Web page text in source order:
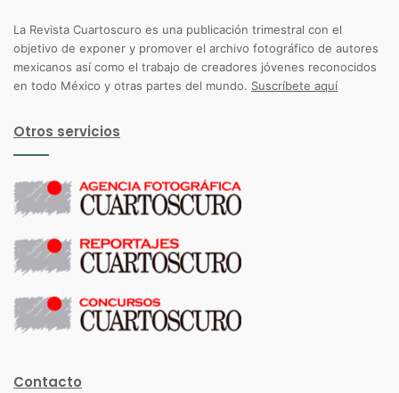
La Revista Cuartoscuro es una publicación trimestral con el
objetivo de exponer y promover el archivo fotográfico de autores
mexicanos así como el trabajo de creadores jóvenes reconocidos
en todo México y otras partes del mundo. Suscríbete aquí
Otros servicios
Contacto